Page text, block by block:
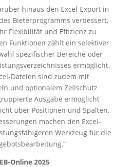
hinaus den Excel-Export in
Bieterprogramms verbessert,
Flexibilität und Effizienz zu
Funktionen zählt ein selektiver
spezifischer Bereiche oder
ermöglicht.
Dateien sind zudem mit
und optionalem Zellschutz
Ausgabe ermöglicht
über Positionen und Spalten.
machen den Excel-
Werkzeug für die
Online 2025